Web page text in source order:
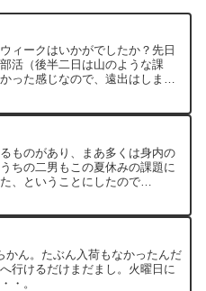
ィークはいかがでしたか？先日
活（後半二日は山のような課
った感じなので、遠出はしませ
ものがあり、まあ多くは身内の
ちの二男もこの夏休みの課題に
、ということにしたので
かん。たぶん入荷もなかったんだ
行けるだけまだまし。火曜日に
・。